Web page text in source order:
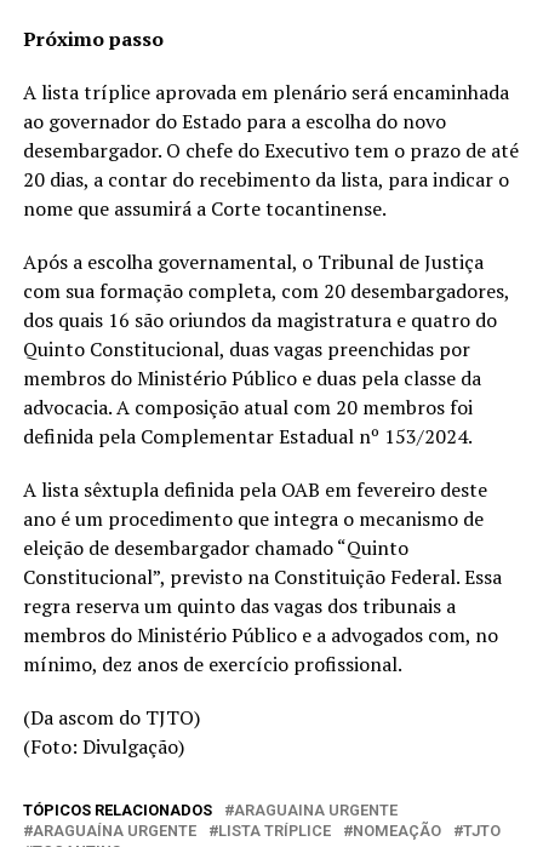
Próximo passo
A lista tríplice aprovada em plenário será encaminhada
ao governador do Estado para a escolha do novo
desembargador. O chefe do Executivo tem o prazo de até
20 dias, a contar do recebimento da lista, para indicar o
nome que assumirá a Corte tocantinense.
Após a escolha governamental, o Tribunal de Justiça
com sua formação completa, com 20 desembargadores,
dos quais 16 são oriundos da magistratura e quatro do
Quinto Constitucional, duas vagas preenchidas por
membros do Ministério Público e duas pela classe da
advocacia. A composição atual com 20 membros foi
definida pela Complementar Estadual nº 153/2024.
A lista sêxtupla definida pela OAB em fevereiro deste
ano é um procedimento que integra o mecanismo de
eleição de desembargador chamado “Quinto
Constitucional”, previsto na Constituição Federal. Essa
regra reserva um quinto das vagas dos tribunais a
membros do Ministério Público e a advogados com, no
mínimo, dez anos de exercício profissional.
(Da ascom do TJTO)
(Foto: Divulgação)
TÓPICOS RELACIONADOS
ARAGUAINA URGENTE
ARAGUAÍNA URGENTE
LISTA TRÍPLICE NOMEAÇÃO
TJTO